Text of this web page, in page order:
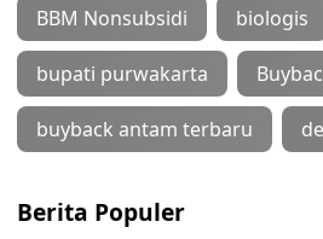
BBM Nonsubsidi biologis
bupati purwakarta
buyback antam terbaru
Berita Populer